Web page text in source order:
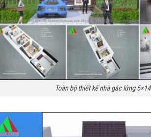
Toàn bộ thiết kế nhà gác lửng 5×14